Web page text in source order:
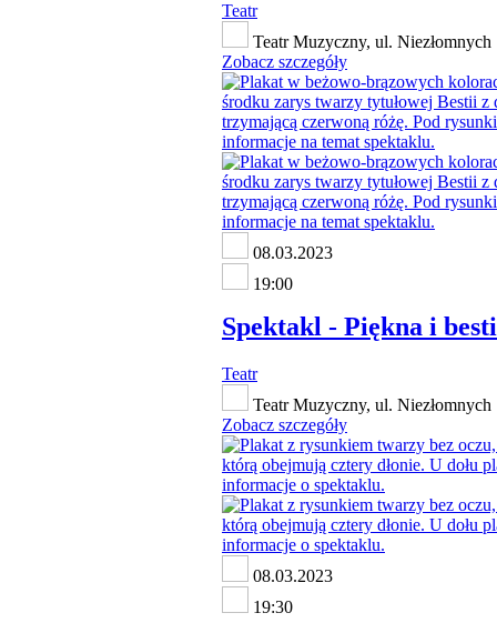
Teatr
Teatr Muzyczny, ul. Niezłomnych
Zobacz szczegóły
08.03.2023
19:00
Spektakl - Piękna i
Teatr
Teatr Muzyczny, ul. Niezłomnych
Zobacz szczegóły
08.03.2023
19:30